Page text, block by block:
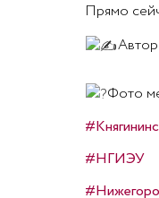
Прямо
Фото
#НГИЭУ